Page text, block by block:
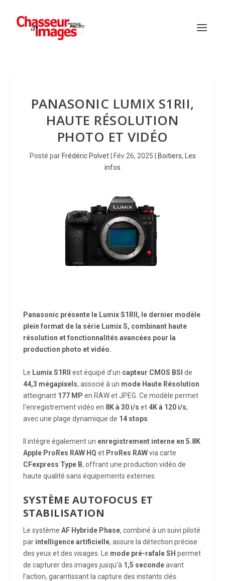
PANASONIC LUMIX S1RII,
HAUTE RÉSOLUTION
PHOTO ET VIDÉO
Posté par Frédéric Polvet| Fév 26, 2025 Boitiers,
Les
infos
Panasonic présente le Lumix S1RII, le dernier modèle
plein format de la série Lumix S, combinant haute
résolution et fonctionnalités avancées pour la
production photo et vidéo.
Le Lumix S1RII est équipé d’un capteur CMOS BSI de
44,3 mégapixels, associé à un mode Haute Résolution
atteignant 177 MP en RAW et JPEG. Ce modèle permet
l’enregistrement vidéo en 8K à 30 i/s et 4K à 120 i/s,
avec une plage dynamique de 14 stops
Il intègre également un enregistrement interne en 5.8K
Apple ProRes RAW HQ et ProRes RAWvia carte
CFexpress Type B, offrant une production vidéo de
haute qualité sans équipements externes.
SYSTÈME AUTOFOCUS ET
STABILISATION
Le système AF Hybride Phase, combiné à un suivi piloté
par intelligence artificielle, assure la détection précise
des yeux et des visages. Le mode pré-rafale SH permet
de capturer des images jusqu’à 1,5 secondeavant
l’action, garantissant la capture des instants clés.